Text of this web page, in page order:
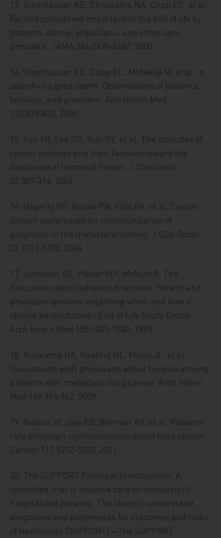
13. Steinhauser KE, Christakis NA, Clipp EC, et al:
Factors considered important at the end of life by
patients, family, physicians, and other care
providers. JAMA 284:2476‑2482, 2000
14. Steinhauser KE, Clipp EC, McNeilly M, et al: In
search of a good death: Observations of patients,
families, and providers. Ann Intern Med
132:825‑832, 2000
15. Yun YH, Lee CG, Kim SY, et al: The attitudes of
cancer patients and their families toward the
disclosure of terminal illness. J Clin Oncol
22:307‑314, 2004
16. Hagerty RG, Butow PN, Ellis PA, et al: Cancer
patient preferences for communication of
prognosis in the metastatic setting. J Clin Oncol
22:1721‑1730, 2004
17. Johnston SC, Pfeifer MP, McNutt R: The
discussion about advance directives: Patient and
physician opinions regarding when and how it
should be conducted—End of Life Study Group.
Arch Intern Med 155:1025‑1030, 1995
18. Huskamp HA, Keating NL, Malin JL, et al:
Discussions with physicians about hospice among
patients with metastatic lung cancer. Arch Intern
Med 169:954‑962, 2009
19. Nelson JE, Gay EB, Berman AR, et al: Patients
rate physician communication about lung cancer.
Cancer 117:5212‑5220, 2011
20. The SUPPORT Principal Investigators: A
controlled trial to improve care for seriously ill
hospitalized patients: The study to understand
prognoses and preferences for outcomes and risks
of treatments (SUPPORT)—The SUPPORT